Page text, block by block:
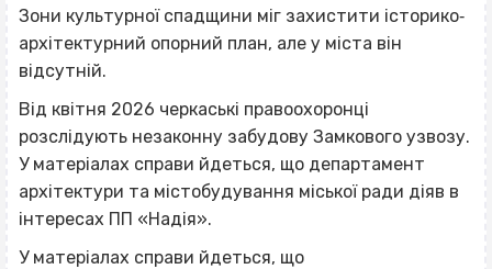
Зони культурної спадщини міг захистити історико‐
архітектурний опорний план, але у міста він
відсутній.
Від квітня 2026 черкаські правоохоронці
розслідують незаконну забудову Замкового узвозу.
У матеріалах справи йдеться, що департамент
архітектури та містобудування міської ради діяв в
інтересах ПП «Надія».
У матеріалах справи йдеться, що